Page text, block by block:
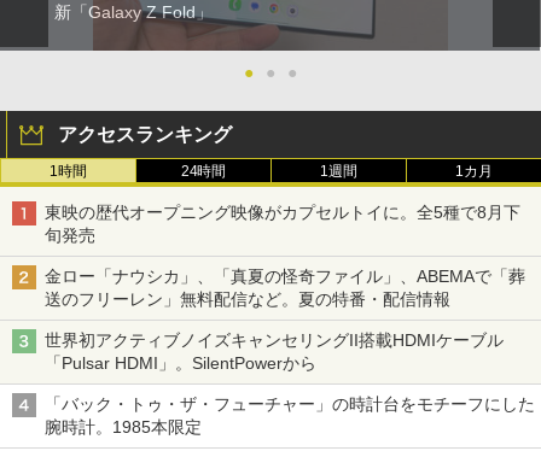
新「Galaxy Z Fold」
● ● ●
アクセスランキング
1時間 24時間 1週間 1カ月
東映の歴代オープニング映像がカプセルトイに。全5種で8月下
旬発売
金ロー「ナウシカ」、「真夏の怪奇ファイル」、ABEMAで「葬
送のフリーレン」無料配信など。夏の特番・配信情報
世界初アクティブノイズキャンセリングII搭載HDMIケーブル
「Pulsar HDMI」。SilentPowerから
「バック・トゥ・ザ・フューチャー」の時計台をモチーフにした
腕時計。1985本限定